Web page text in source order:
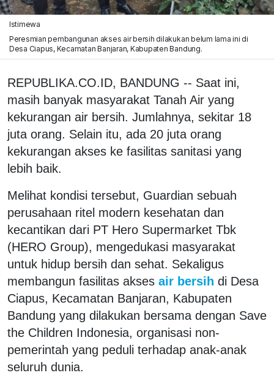
Istimewa
Peresmian pembangunan akses air bersih dilakukan belum lama ini di
Desa Ciapus, Kecamatan Banjaran, Kabupaten Bandung.
REPUBLIKA.CO.ID, BANDUNG -- Saat ini,
masih banyak masyarakat Tanah Air yang
kekurangan air bersih. Jumlahnya, sekitar 18
juta orang. Selain itu, ada 20 juta orang
kekurangan akses ke fasilitas sanitasi yang
lebih baik.
Melihat kondisi tersebut, Guardian sebuah
perusahaan ritel modern kesehatan dan
kecantikan dari PT Hero Supermarket Tbk
(HERO Group), mengedukasi masyarakat
untuk hidup bersih dan sehat. Sekaligus
membangun fasilitas akses air bersih di Desa
Ciapus, Kecamatan Banjaran, Kabupaten
Bandung yang dilakukan bersama dengan Save
the Children Indonesia, organisasi non-
pemerintah yang peduli terhadap anak-anak
seluruh dunia.